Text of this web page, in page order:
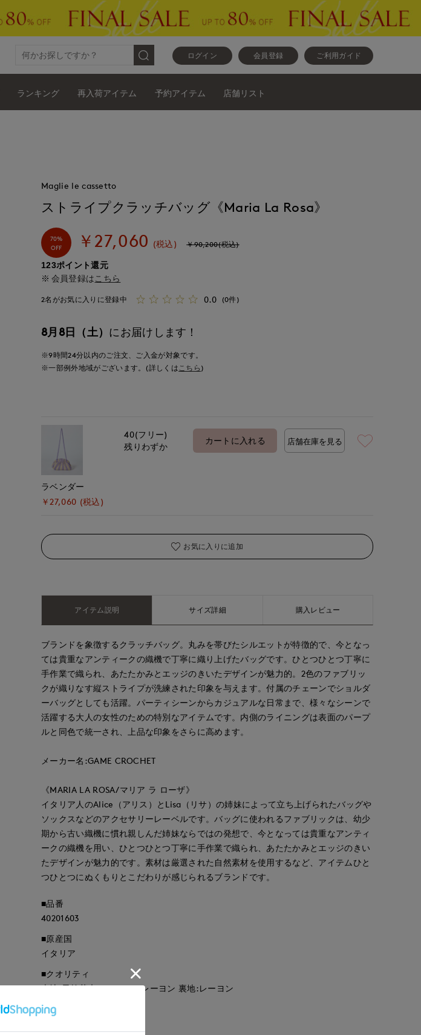
ログイン 会員登録 ご利用ガイド
ランキング 再入荷アイテム 予約アイテム 店舗リスト
Maglie le cassetto
ストライプクラッチバッグ《Maria La Rosa》
70%
OFF
￥27,060 (税込) ￥90,200(税込)
123ポイント還元
会員登録は こちら
2名がお気に入りに登録中 0.0 (0件)
8月8日（土） にお届けします！
※9時間24分以内のご注文、ご入金が対象です。
※一部例外地域がございます。(詳しくはこちら )
ラベンダー
￥27,060 (税込)
40(フリー)
残りわずか
カートに入れる 店舗在庫を見る
お気に入りに追加
アイテム説明 サイズ詳細 購入レビュー
ブランドを象徴するクラッチバッグ。丸みを帯びたシルエットが特徴的で、今となっ
ては貴重なアンティークの織機で丁寧に織り上げたバッグです。ひとつひとつ丁寧に
手作業で織られ、あたたかみとエッジのきいたデザインが魅力的。2色のファブリッ
クが織りなす縦ストライプが洗練された印象を与えます。付属のチェーンでショルダ
ーバッグとしても活躍。パーティシーンからカジュアルな日常まで、様々なシーンで
活躍する大人の女性のための特別なアイテムです。内側のライニングは表面のパープ
ルと同色で統一され、上品な印象をさらに高めます。
メーカー名:GAME CROCHET
《MARIA LA ROSA/マリア ラ ローザ》
イタリア人のAlice（アリス）とLisa（リサ）の姉妹によって立ち上げられたバッグや
ソックスなどのアクセサリーレーベルです。バッグに使われるファブリックは、幼少
期から古い織機に慣れ親しんだ姉妹ならではの発想で、今となっては貴重なアンティ
ークの織機を用い、ひとつひとつ丁寧に手作業で織られ、あたたかみとエッジのきい
たデザインが魅力的です。素材は厳選された自然素材を使用するなど、アイテムひと
つひとつにぬくもりとこだわりが感じられるブランドです。
■品番
40201603
■原産国
イタリア
■クオリティ
表地:天然草木(ラフィア) レーヨン 裏地:レーヨン
■取扱い方法
取り扱いについて